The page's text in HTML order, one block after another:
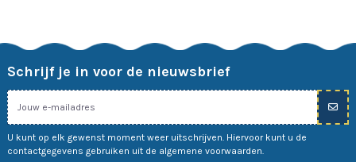
Schrijf je in voor de nieuwsbrief
U kunt op elk gewenst moment weer uitschrijven. Hiervoor kunt u de
contactgegevens gebruiken uit de algemene voorwaarden.